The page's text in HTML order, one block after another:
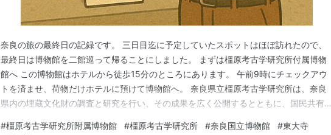
奈良の旅の最終日の記録です。 三日目迄に予定していたスポットはほぼ訪れたので、
最終日は博物館を二館巡って帰ることにしました。 まずは橿原考古学研究所付属博物
館へ この博物館はホテルから徒歩15分のところにあります。 午前9時にチェックアウ
トを済ませ、荷物だけホテルに預けて博物館へ。 奈良県立橿原考古学研究所は、奈良
県内の埋蔵文化財の調査と研究を行い、その成果を広く公開するとともに、国民共有の
示では旧石器時代、縄文時代、弥生時代、古墳時代、飛鳥・奈良時代、平安～室町時代
#橿原考古学研究所附属博物館 #橿原考古学研究所 #奈良国立博物館 #東大寺